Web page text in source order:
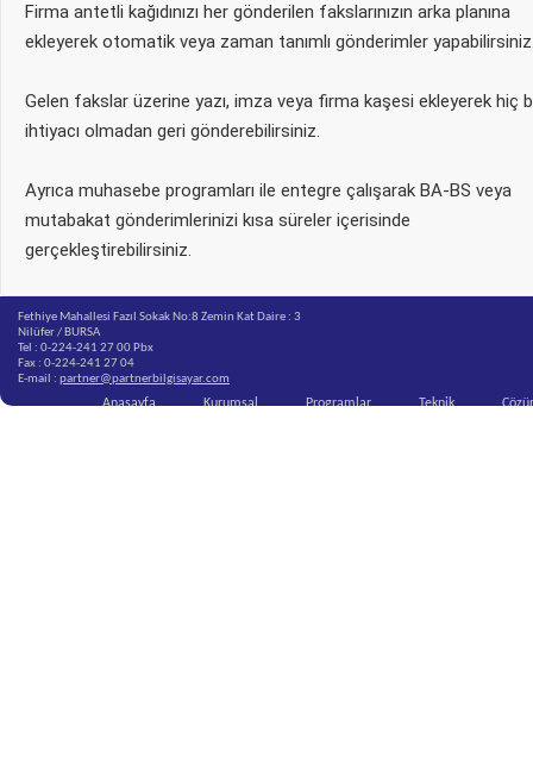
Firma antetli kağıdınızı her gönderilen fakslarınızın arka planına
ekleyerek otomatik veya zaman tanımlı gönderimler
Gelen fakslar üzerine yazı, imza veya firma kaşesi ekleyerek hiç
ihtiyacı olmadan geri gönderebilirsiniz.
Ayrıca muhasebe programları ile entegre çalışarak BA-BS veya
mutabakat gönderimlerinizi kısa süreler içerisinde
gerçekleştirebilirsiniz.
Fethiye Mahallesi Fazıl Sokak No:8 Zemin Kat Daire : 3
Nilüfer / BURSA
Tel : 0-224-241 27 00 Pbx
Fax : 0-224-241 27 04
E-mail : partner@partnerbilgisayar.com
Anasayfa Kurumsal Programlar Teknik